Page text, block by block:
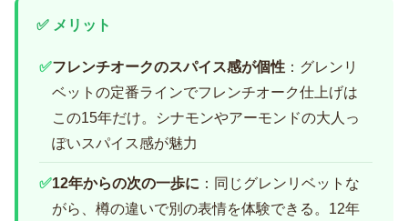
✅ メリット
✅フレンチオークのスパイス感が個性 ：グレンリ
ベットの定番ラインでフレンチオーク仕上げは
この15年だけ。シナモンやアーモンドの大人っ
ぽいスパイス感が魅力
✅12年からの次の一歩に ：同じグレンリベットな
がら、樽の違いで別の表情を体験できる。12年